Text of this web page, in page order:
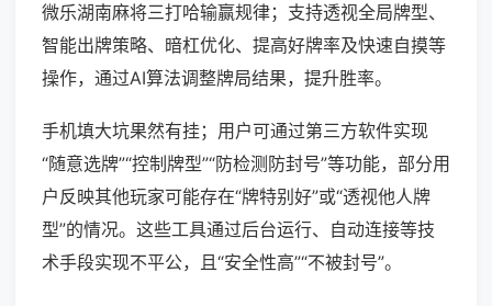
微乐湖南麻将三打哈输赢规律；支持透视全局牌型、
智能出牌策略、暗杠优化、提高好牌率及快速自摸等
操作，通过AI算法调整牌局结果，提升胜率。
手机填大坑果然有挂；用户可通过第三方软件实现
“随意选牌”“控制牌型”“防检测防封号”等功能，部分用
户反映其他玩家可能存在“牌特别好”或“透视他人牌
型”的情况。这些工具通过后台运行、自动连接等技
术手段实现不平公，且“安全性高”“不被封号”。